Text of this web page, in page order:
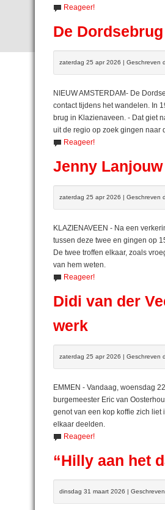
Reageer!
De
zaterdag 25 apr 2026 | Geschreven
NIEUW AMSTERDAM- De
contact tijdens het wandelen. In
brug in Klazienaveen. - Dat giet
uit de regio op zoek gingen naar
Reageer!
Jenny
zaterdag 25 apr 2026 | Geschreven
KLAZIENAVEEN - Na een
tussen deze twee en gingen op
De twee troffen elkaar, zoals
van hem weten.
Reageer!
Didi van der
werk
zaterdag 25 apr 2026 | Geschreven
EMMEN - Vandaag, woensdag
burgemeester Eric van
genot van een kop koffie zich
elkaar deelden.
Reageer!
“Hilly aan het
dinsdag 31 maart 2026 |